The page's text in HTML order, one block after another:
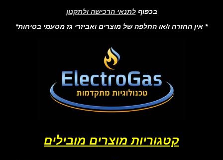
בכפוף לתנאי הרכישה ולתקנון
* אין החזרה ו/או החלפה של מוצרים ואביזרי גז מטעמי בטיחות*
קטגוריות מוצרים מובילים